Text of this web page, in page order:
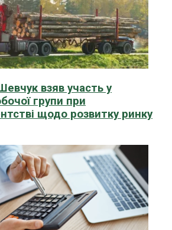
взяв участь у
групи при
щодо розвитку ринку